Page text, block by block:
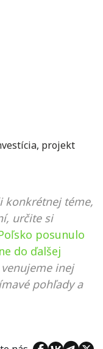
, projekt
konkrétnej téme,
určite si
posunulo
do ďalšej
inej
pohľady a